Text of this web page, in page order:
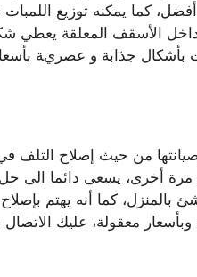
كما يمكنه توزيع
الأسقف المعلقة يعطي
بأشكال جذابة و عصرية
من حيث إصلاح التلف في
أخرى، يسعى دائما الى
كما أنه يهتم بإصلاح
معقولة، عليك